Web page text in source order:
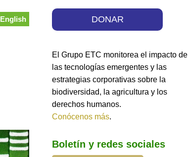
English DONAR
El Grupo ETC monitorea el impacto de
las tecnologías emergentes y las
estrategias corporativas sobre la
biodiversidad, la agricultura y los
derechos humanos.
Conócenos más
Boletín y redes sociales